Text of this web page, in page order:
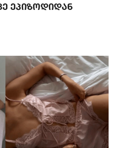
ეპიზოდიდან